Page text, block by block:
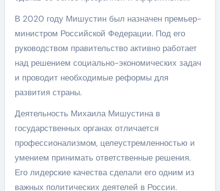
В 2020 году Мишустин был назначен премьер-
министром Российской Федерации. Под его
руководством правительство активно работает
над решением социально-экономических задач
и проводит необходимые реформы для
развития страны.
Деятельность Михаила Мишустина в
государственных органах отличается
профессионализмом, целеустремленностью и
умением принимать ответственные решения.
Его лидерские качества сделали его одним из
важных политических деятелей в России.